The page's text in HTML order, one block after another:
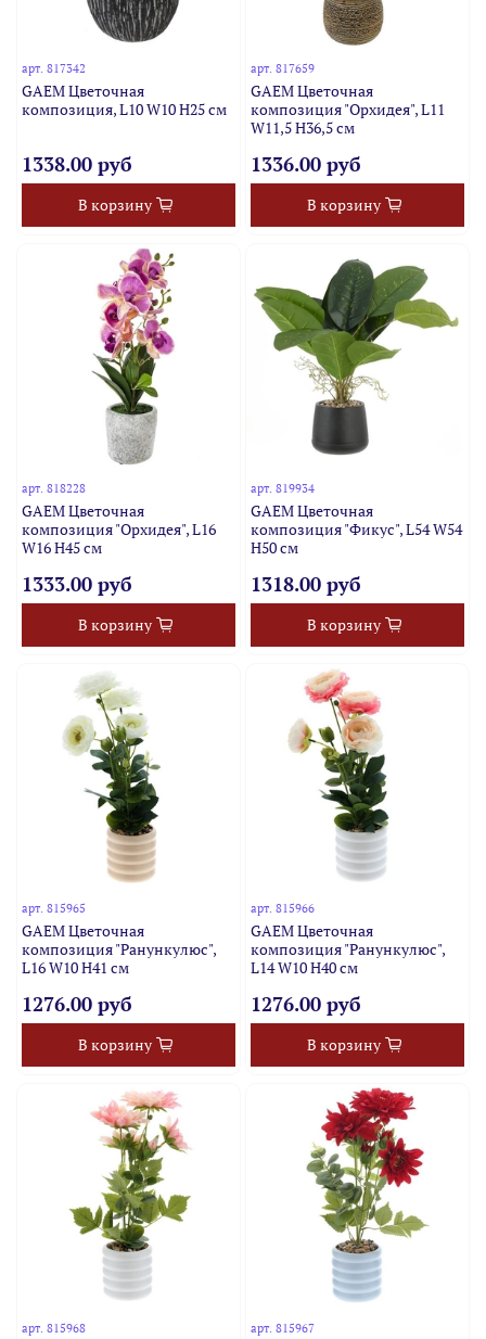
арт.817342
GAEM Цветочная
композиция, L10 W10 H25 см
1338.00 руб
В корзину
арт. 817659
GAEM Цветочная
композиция "Орхидея", L11
W11,5 H36,5 см
1336.00 руб
В корзину
арт.818228
GAEM Цветочная
композиция "Орхидея", L16
W16 H45 см
1333.00 руб
В корзину
арт. 819934
GAEM Цветочная
композиция "Фикус", L54 W54
H50 см
1318.00 руб
В корзину
арт.815965
GAEM Цветочная
композиция "Ранункулюс",
L16 W10 H41 см
1276.00 руб
В корзину
арт. 815966
GAEM Цветочная
композиция "Ранункулюс",
L14 W10 H40 см
1276.00 руб
В корзину
арт.815968 арт. 815967